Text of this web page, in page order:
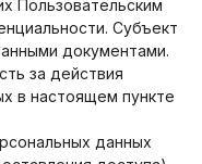
Пользовательским
Субъект
документами.
за действия
в настоящем пункте
данных